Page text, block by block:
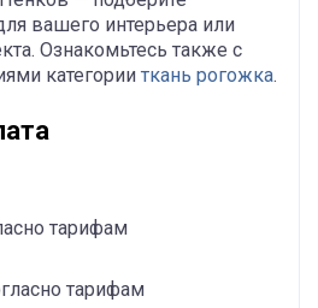
вашего интерьера или
Ознакомьтесь также с
категории ткань рогожка.
тарифам
тарифам